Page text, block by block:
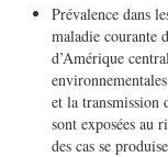
Prévalence dans
maladie courante
d’Amérique
et la transmission
sont exposées au
des cas se